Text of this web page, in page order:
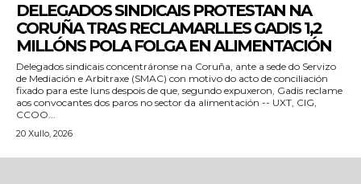
DELEGADOS SINDICAIS PROTESTAN NA
CORUÑA TRAS RECLAMARLLES GADIS 1,2
MILLÓNS POLA FOLGA EN ALIMENTACIÓN
Delegados sindicais concentráronse na Coruña, ante a sede do Servizo
de Mediación e Arbitraxe (SMAC) con motivo do acto de conciliación
fixado para este luns despois de que, segundo expuxeron, Gadis reclame
aos convocantes dos paros no sector da alimentación -- UXT, CIG,
CCOO...
20 Xullo, 2026